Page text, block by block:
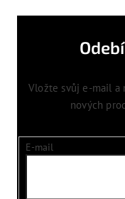
Vložte svůj e-mail a
nových
E-mail